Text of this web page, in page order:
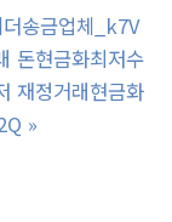
송금업체_k7V
돈현금화최저수
재정거래현금화
»